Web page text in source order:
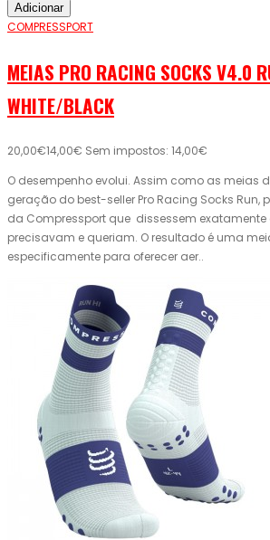
Adicionar
COMPRESSPORT
MEIAS PRO RACING SOCKS V4.0
WHITE/BLACK
20,00€14,00€ Sem impostos: 14,00€
O desempenho evolui. Assim como as meias
geração do best-seller Pro Racing Socks Run,
da Compressport que dissessem
precisavam e queriam. O resultado é uma
especificamente para oferecer aer..